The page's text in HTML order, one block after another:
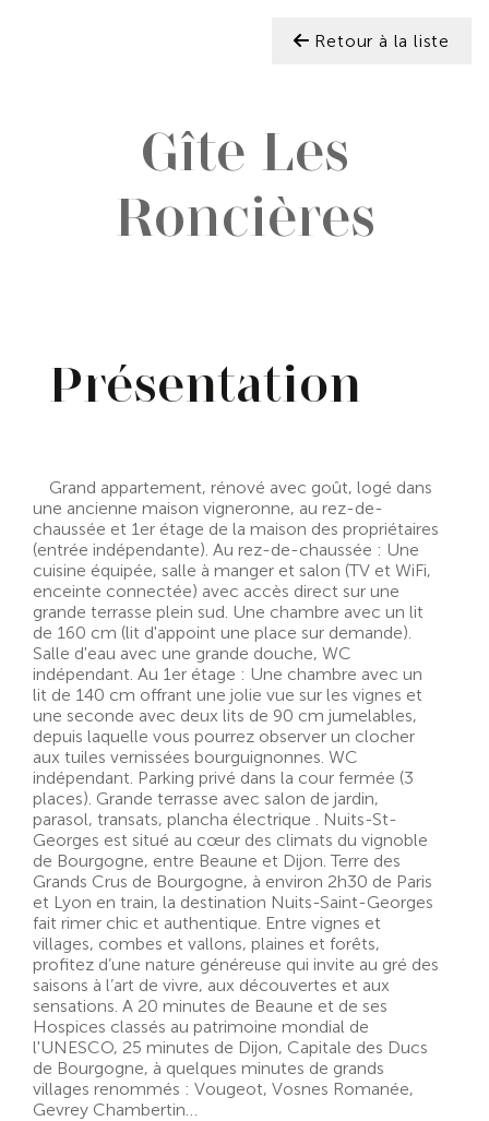
Retour à la liste
Gîte Les
Roncières
Présentation
Grand appartement, rénové avec goût, logé dans
une ancienne maison vigneronne, au rez-de-
chaussée et 1er étage de la maison des propriétaires
(entrée indépendante). Au rez-de-chaussée : Une
cuisine équipée, salle à manger et salon (TV et WiFi,
enceinte connectée) avec accès direct sur une
grande terrasse plein sud. Une chambre avec un lit
de 160 cm (lit d'appoint une place sur demande).
Salle d'eau avec une grande douche, WC
indépendant. Au 1er étage : Une chambre avec un
lit de 140 cm offrant une jolie vue sur les vignes et
une seconde avec deux lits de 90 cm jumelables,
depuis laquelle vous pourrez observer un clocher
aux tuiles vernissées bourguignonnes. WC
indépendant. Parking privé dans la cour fermée (3
places). Grande terrasse avec salon de jardin,
parasol, transats, plancha électrique . Nuits-St-
Georges est situé au cœur des climats du vignoble
de Bourgogne, entre Beaune et Dijon. Terre des
Grands Crus de Bourgogne, à environ 2h30 de Paris
et Lyon en train, la destination Nuits-Saint-Georges
fait rimer chic et authentique. Entre vignes et
villages, combes et vallons, plaines et forêts,
profitez d’une nature généreuse qui invite au gré des
saisons à l’art de vivre, aux découvertes et aux
sensations. A 20 minutes de Beaune et de ses
Hospices classés au patrimoine mondial de
l'UNESCO, 25 minutes de Dijon, Capitale des Ducs
de Bourgogne, à quelques minutes de grands
villages renommés : Vougeot, Vosnes Romanée,
Gevrey Chambertin…